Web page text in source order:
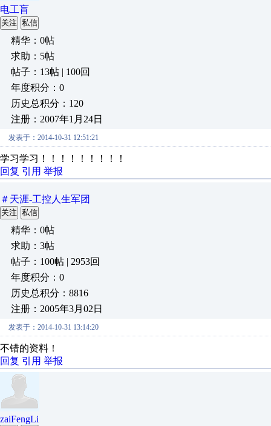
电工盲
关注 私信
精华：0帖
求助：5帖
帖子：13帖 | 100回
年度积分：0
历史总积分：120
注册：2007年1月24日
发表于：2014-10-31 12:51:21
学习学习！！！！！！！！！
回复 引用 举报
＃天涯-工控人生军团
关注 私信
精华：0帖
求助：3帖
帖子：100帖 | 2953回
年度积分：0
历史总积分：8816
注册：2005年3月02日
发表于：2014-10-31 13:14:20
不错的资料！
回复 引用 举报
zaiFengLi